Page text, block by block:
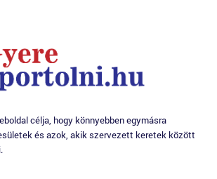
célja, hogy könnyebben egymásra
és azok, akik szervezett keretek között